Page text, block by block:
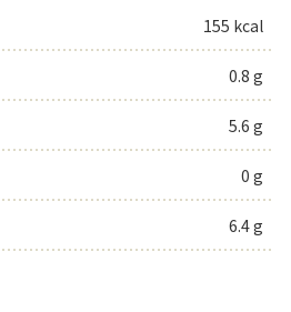
155 kcal
0.8 g
5.6 g
0 g
6.4 g